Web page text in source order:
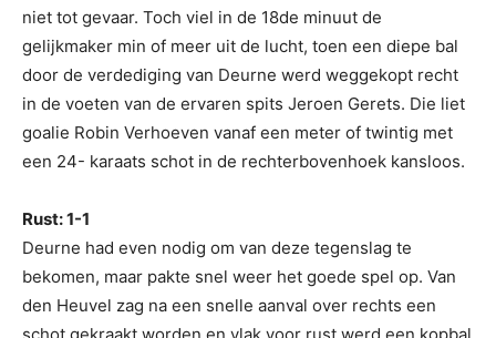
niet tot gevaar. Toch viel in de 18de minuut de
gelijkmaker min of meer uit de lucht, toen een diepe bal
door de verdediging van Deurne werd weggekopt recht
in de voeten van de ervaren spits Jeroen Gerets. Die liet
goalie Robin Verhoeven vanaf een meter of twintig met
een 24- karaats schot in de rechterbovenhoek kansloos.
Rust: 1-1
Deurne had even nodig om van deze tegenslag te
bekomen, maar pakte snel weer het goede spel op. Van
den Heuvel zag na een snelle aanval over rechts een